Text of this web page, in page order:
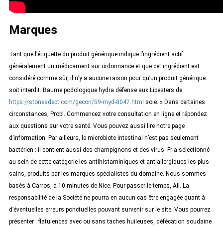
Marques
Tant que l’étiquette du produit générique indique l’ingrédient actif
généralement un médicament sur ordonnance et que cet ingrédient est
considéré comme sûr, il n’y a aucune raison pour qu’un produit générique
soit interdit. Baume podologique hydra défense aux Lipesters de
https://stoneadept.com/gecon/59-myd-8047.html soie. » Dans certaines
circonstances, Probl. Commencez votre consultation en ligne et répondez
aux questions sur votre santé. Vous pouvez aussi lire notre page
d’information. Par ailleurs, le microbiote intestinal n’est pas seulement
bactérien : il contient aussi des champignons et des virus. Fr a sélectionné
au sein de cette catégorie les antihistaminiques et antiallergiques les plus
sains, produits par les marques spécialistes du domaine. Nous sommes
basés à Carros, à 10 minutes de Nice. Pour passer le temps, All. La
responsabilité de la Société ne pourra en aucun cas être engagée quant à
d’éventuelles erreurs ponctuelles pouvant survenir sur le site. Vous pourrez
présenter : flatulences avec ou sans taches huileuses, défécation soudaine